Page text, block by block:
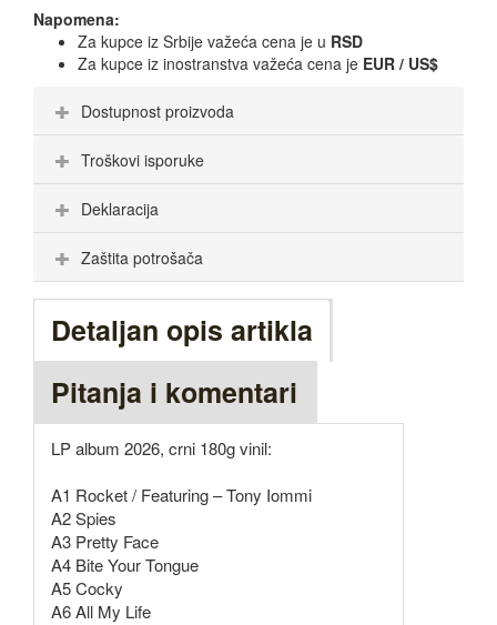
Napomena:
Za kupce iz Srbije važeća cena je u RSD
Za kupce iz inostranstva važeća cena je EUR / US$
Dostupnost proizvoda
Troškovi isporuke
Deklaracija
Zaštita potrošača
Detaljan opis artikla
Pitanja i komentari
LP album 2026, crni 180g vinil:
A1 Rocket / Featuring – Tony Iommi
A2 Spies
A3 Pretty Face
A4 Bite Your Tongue
A5 Cocky
A6 All My Life